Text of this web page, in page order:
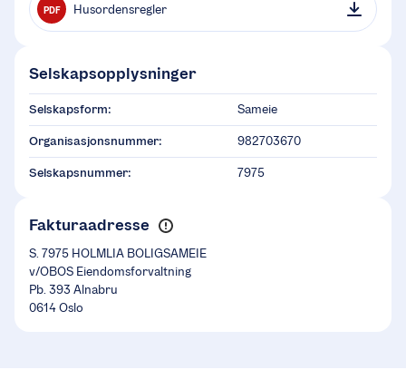
PDF Husordensregler
Selskapsopplysninger
Selskapsform: Sameie
Organisasjonsnummer: 982703670
Selskapsnummer: 7975
Fakturaadresse
S. 7975 HOLMLIA BOLIGSAMEIE
v/OBOS Eiendomsforvaltning
Pb. 393 Alnabru
0614 Oslo